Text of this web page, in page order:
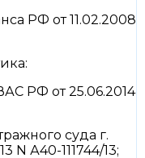
РФ от 11.02.2008
РФ от 25.06.2014
суда г.
N А40-111744/13;